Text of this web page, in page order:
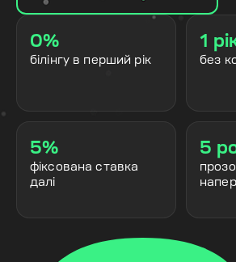
0%
білінгу в перший рік
1
без
5%
фіксована ставка
далі
5